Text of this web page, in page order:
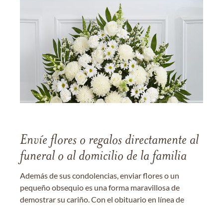
Envíe flores o regalos directamente al
funeral o al domicilio de la familia
Además de sus condolencias, enviar flores o un
pequeño obsequio es una forma maravillosa de
demostrar su cariño. Con el obituario en línea de